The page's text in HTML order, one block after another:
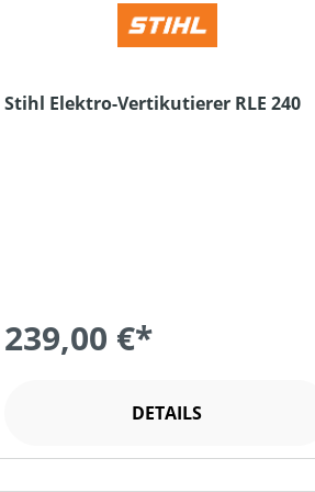
Stihl Elektro-Vertikutierer RLE 240
239,00 €*
DETAILS